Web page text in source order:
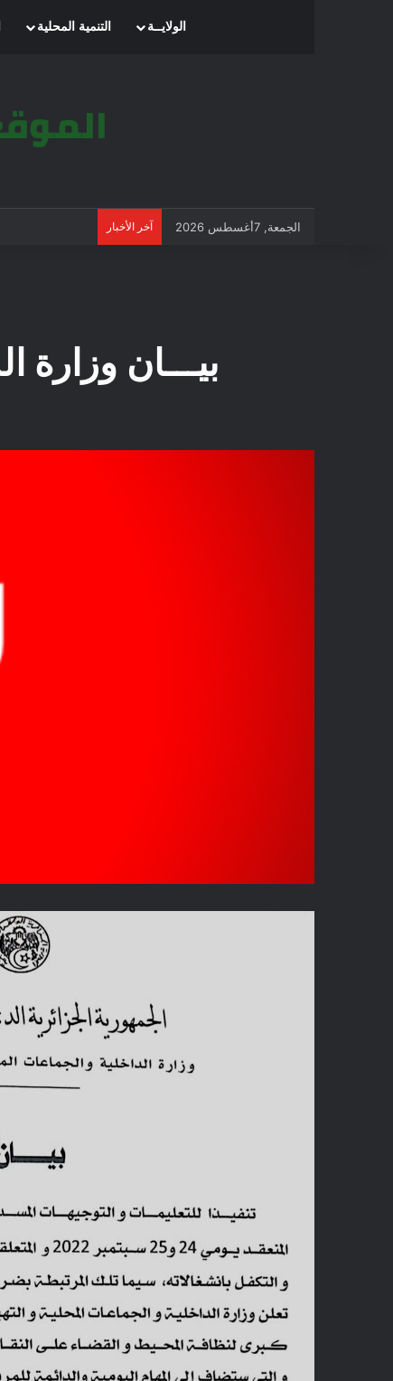
الرئيسيةالولايــة التنمية المحلية
الجمعة, 7أغسطس 2026 آخر الأخبار
بيـــان وزارة